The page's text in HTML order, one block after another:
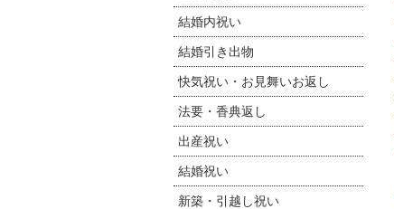
結婚内祝い
結婚引き出物
快気祝い・お見舞いお返し
法要・香典返し
出産祝い
結婚祝い
新築・引越し祝い